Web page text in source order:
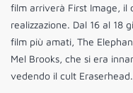
film arriverà First Image, il
realizzazione. Dal 16 al 18
film più amati, The
Mel Brooks, che si era
vedendo il cult Eraserhead.